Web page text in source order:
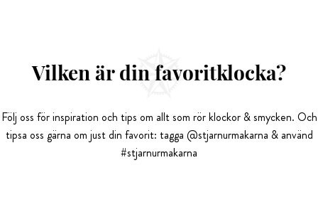
Vilken är din favoritklocka?
Följ oss för inspiration och tips om allt som rör klockor & smycken. Och
tipsa oss gärna om just din favorit: tagga @stjarnurmakarna & använd
#stjarnurmakarna